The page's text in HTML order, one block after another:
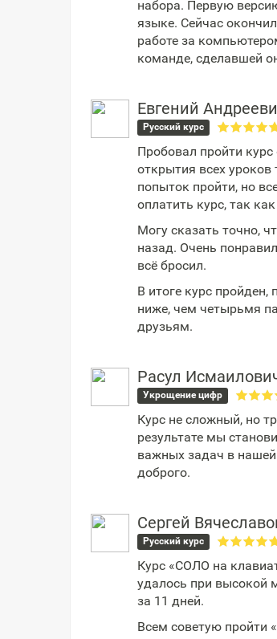
набора. Первую
языке. Сейчас
работе за
команде, сделавшей
Евгений
Русский курс
Пробовал пройти курс
открытия всех
попыток пройти, но
оплатить курс, так
Могу сказать точно,
назад. Очень
всё бросил.
В итоге курс
ниже, чем четырьмя
друзьям.
Расул
Укрощение цифр
Курс не сложный, но
результате мы
важных задач в
доброго.
Сергей
Русский курс
Курс «СОЛО на
удалось при высокой
за 11 дней.
Всем советую пройти